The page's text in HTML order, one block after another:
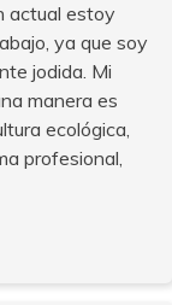
actual estoy
ya que soy
jodida. Mi
manera es
ecológica,
profesional,